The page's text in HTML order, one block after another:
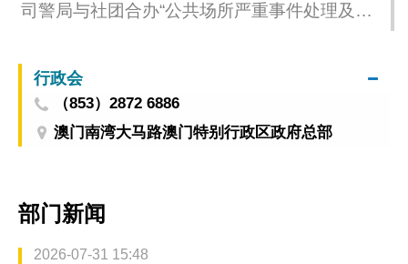
司警局与社团合办“公共场所严重事件处理及预
行政会
（853）2872 6886
澳门南湾大马路澳门特别行政区政府总部
部门新闻
2026-07-31 15:48